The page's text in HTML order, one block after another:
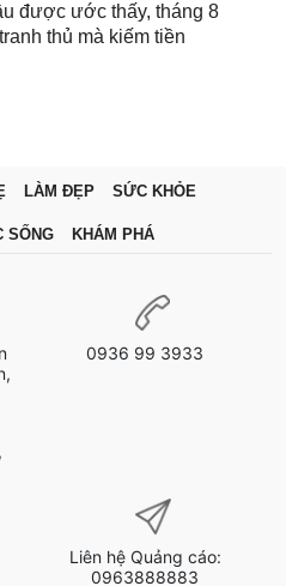
được ước thấy, tháng 8
thủ mà kiếm tiền
LÀM ĐẸP SỨC KHỎE
SỐNG KHÁM PHÁ
0936 99 3933
Liên hệ Quảng cáo:
0963888883